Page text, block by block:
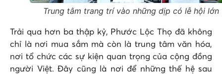
Trung tâm trang trí vào những dịp có lễ hội lớn
Trải qua hơn ba thập kỷ, Phước Lộc Thọ đã không
chỉ là nơi mua sắm mà còn là trung tâm văn hóa,
nơi tổ chức các sự kiện quan trọng của cộng đồng
người Việt. Đây cũng là nơi để những thế hệ sau